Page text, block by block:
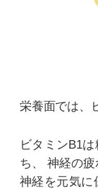
栄養面では、
ビタミンB1
ち、
神経の疲
神経を元気に